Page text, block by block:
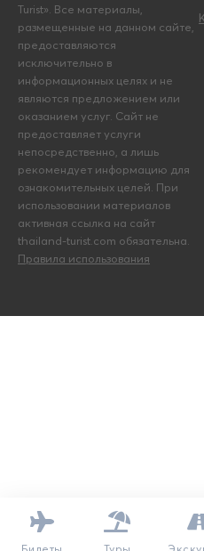
Turist». Все материалы,
размещенные на данном сайте,
предоставляются
исключительно в
информационных целях и не
являются предложением или
оказанием услуг. Сайт не
предоставляет услуги
непосредственно, а лишь
рекомендует информацию для
ознакомительных целей. При
использовании материалов
активная ссылка на сайт
thailand-turist.com обязательна.
Правила использования